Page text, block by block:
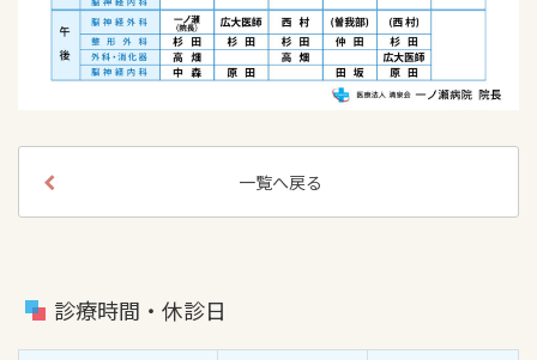
一覧へ戻る
診療時間・休診日